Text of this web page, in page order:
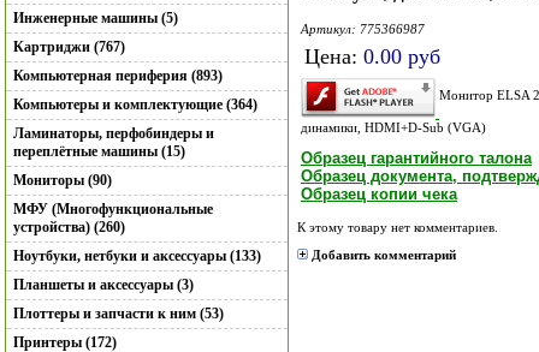
Инженерные машины (5)
Картриджи (767)
Компьютерная периферия (893)
Компьютеры и комплектующие (364)
Ламинаторы, перфобиндеры и
переплётные машины (15)
Мониторы (90)
МФУ (Многофункциональные
устройства) (260)
Ноутбуки, нетбуки и аксессуары (133)
Планшеты и аксессуары (3)
Плоттеры и запчасти к ним (53)
Принтеры (172)
Артикул: 775366987
Цена: 0.00 руб
Монитор ELSA
динамики, HDMI+D-Sub (VGA)
Образец гарантийного талона
Образец документа,
Образец копии чека
К этому товару нет комментариев.
Добавить комментарий